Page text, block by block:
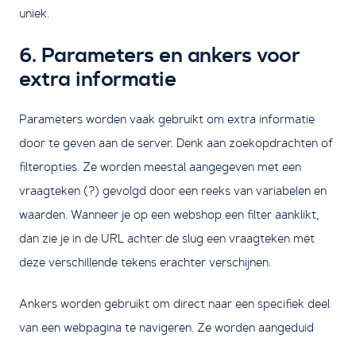
uniek.
6. Parameters en ankers voor
extra informatie
Parameters worden vaak gebruikt om extra informatie
door te geven aan de server. Denk aan zoekopdrachten of
filteropties. Ze worden meestal aangegeven met een
vraagteken (?) gevolgd door een reeks van variabelen en
waarden. Wanneer je op een webshop een filter aanklikt,
dan zie je in de URL achter de slug een vraagteken met
deze verschillende tekens erachter verschijnen.
Ankers worden gebruikt om direct naar een specifiek deel
van een webpagina te navigeren. Ze worden aangeduid